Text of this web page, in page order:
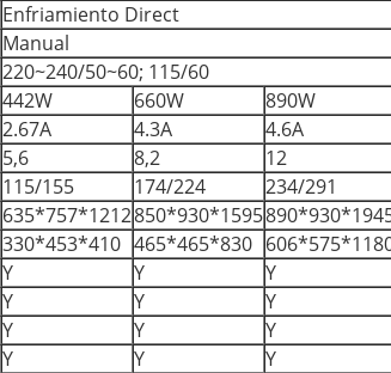
Enfriamiento Direct
Manual
220~240/50~60; 115/60
442W 660W 890W
2.67A 4.3A 4.6A
5,6 8,2 12
115/155 174/224 234/291
635*757*1212850*930*1595
330*453*410 465*465*830
Y Y Y
Y Y Y
Y Y Y
Y Y Y